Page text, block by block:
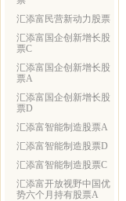
汇添富民营新动力股票
汇添富国企创新增长股
票C
汇添富国企创新增长股
票A
汇添富国企创新增长股
票D
汇添富智能制造股票A
汇添富智能制造股票D
汇添富智能制造股票C
汇添富开放视野中国优
势六个月持有股票A